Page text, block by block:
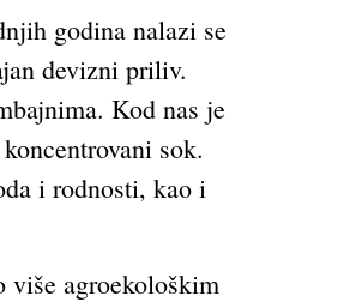
godina nalazi se
devizni priliv.
Kod nas je
sok.
i rodnosti, kao i
više agroekološkim